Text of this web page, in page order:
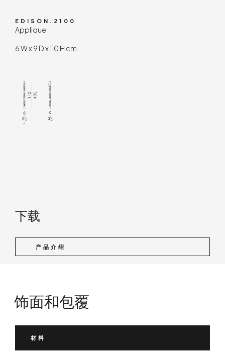
EDISON.2100
Applique
6 W x 9 D x 110 H cm
下载
产品介绍
饰面和包覆
材料